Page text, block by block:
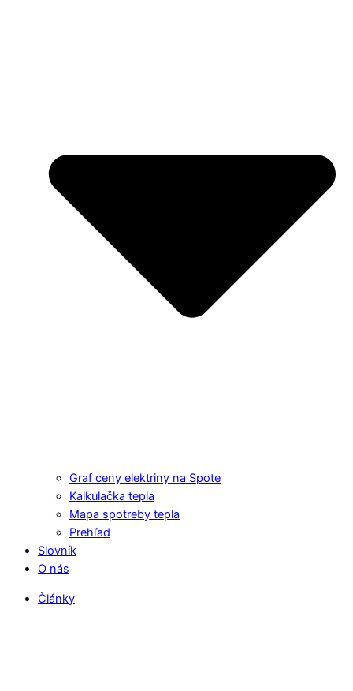
Graf ceny elektriny na Spote
Kalkulačka tepla
Mapa spotreby tepla
Prehľad
Slovník
O nás
Články